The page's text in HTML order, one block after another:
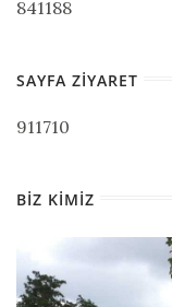
841188
SAYFA ZIYARET
911710
BIZ KIMIZ